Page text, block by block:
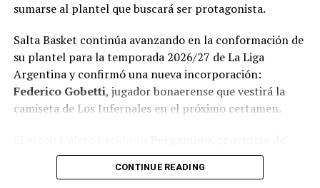
sumarse al plantel que buscará ser protagonista.
Salta Basket continúa avanzando en la conformación de
su plantel para la temporada 2026/27 de La Liga
Argentina y confirmó una nueva incorporación:
Federico Gobetti, jugador bonaerense que vestirá la
camiseta de Los Infernales en el próximo certamen.
Buenos Aires, llega al conjunto salteño con una
importante trayectoria en el básquet nacional e
CONTINUE READING